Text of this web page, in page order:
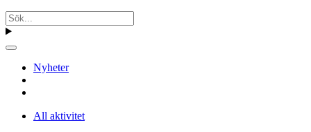
Nyheter
All aktivitet